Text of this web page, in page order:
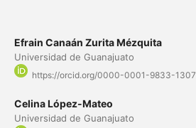
Efrain Canaán Zurita Mézquita
Universidad de Guanajuato
https://orcid.org/0000-0001-9833-1307
Celina López-Mateo
Universidad de Guanajuato